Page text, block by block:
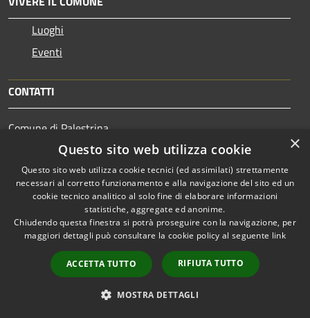
Luoghi
Eventi
CONTATTI
Comune di Palestrina
Palazzo Verzetti, Via del Tempio, 1 - 00036 - Palestrina
Codice Fiscale: 01319240584
Partita IVA: 03577071008
PEC:protocollo@comune.palestrina.legalmail.it
Centralino Unico: 06/953021
×
Questo sito web utilizza cookie
Questo sito web utilizza cookie tecnici (ed assimilati) strettamente
necessari al corretto funzionamento e alla navigazione del sito ed un
cookie tecnico analitico al solo fine di elaborare informazioni
statistiche, aggregate ed anonime.
Chiudendo questa finestra si potrà proseguire con la navigazione, per
maggiori dettagli può consultare la cookie policy al seguente link
ACCETTA TUTTO RIFIUTA TUTTO
MOSTRA DETTAGLI